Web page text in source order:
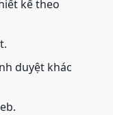
kế theo
duyệt khác